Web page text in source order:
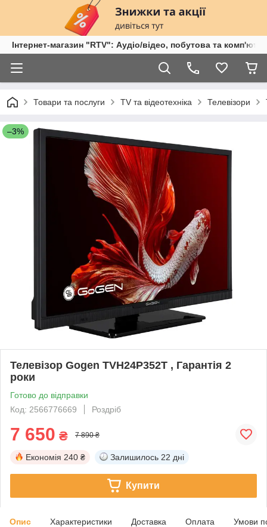
Інтернет-магазин "RTV": Аудіо/відео, побутова та
Товари та послуги TV та відеотехніка Телевізори
–3%
Телевізор Gogen TVH24P352T , Гарантія 2
роки
Готово до відправки
Код: 2566776669
Роздріб
7 650 ₴ 7 890 ₴
Економія 240 ₴ Залишилось 22 дні
Купити
Опис Характеристики Доставка Оплата Умови